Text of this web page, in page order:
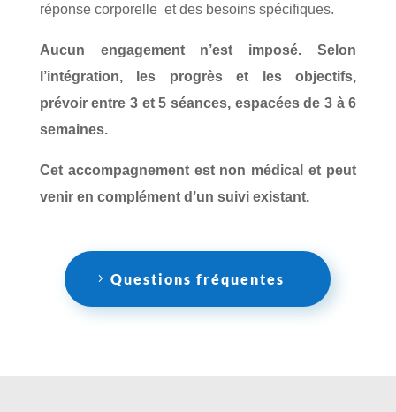
réponse corporelle et des besoins spécifiques.
Aucun engagement n’est imposé. Selon
l’intégration, les progrès et les objectifs,
prévoir entre 3 et 5 séances, espacées de 3 à 6
semaines.
Cet accompagnement est non médical et peut
venir en complément d’un suivi existant.
Questions fréquentes